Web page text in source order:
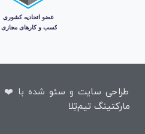
طراحی سایتو سئو شده با ❤️
مارکتینگ تیم‌تِلا